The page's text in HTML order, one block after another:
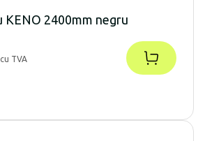
KENO 2400mm negru
cu TVA